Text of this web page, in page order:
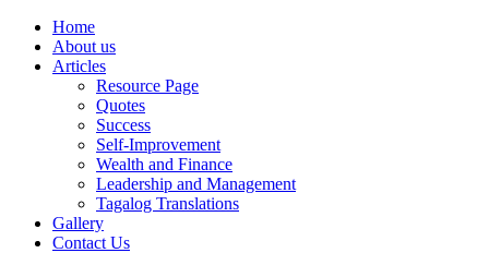
Home
About us
Articles
Resource Page
Quotes
Success
Self-Improvement
Wealth and Finance
Leadership and Management
Tagalog Translations
Gallery
Contact Us